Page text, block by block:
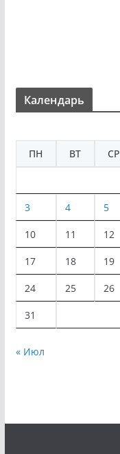
Календарь
ПН
ВТ СР
3 4 5
10 11 12
17 18 19
24 25 26
31
« Июл